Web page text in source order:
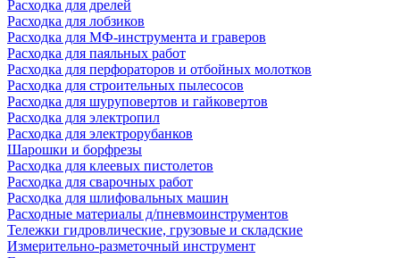
Расходка для дрелей
Расходка для лобзиков
Расходка для МФ-инструмента и граверов
Расходка для паяльных работ
Расходка для перфораторов и отбойных молотков
Расходка для строительных пылесоcов
Расходка для шуруповертов и гайковертов
Расходка для электропил
Расходка для электрорубанков
Шарошки и борфрезы
Расходка для клеевых пистолетов
Расходка для сварочных работ
Расходка для шлифовальных машин
Расходные материалы д/пневмоинструментов
Тележки гидровлические, грузовые и складские
Измерительно-разметочный инструмент